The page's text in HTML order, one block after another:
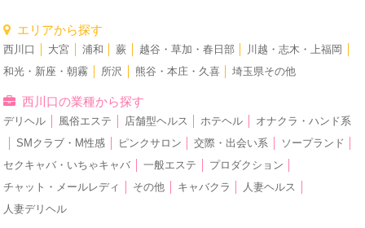
エリアから探す
西川口 大宮 浦和 蕨 越谷・草加・春日部 川越・志木・上福岡
和光・新座・朝霧
所沢 熊谷・本庄・久喜 埼玉県その他
西川口の業種から探す
デリヘル 風俗エステ 店舗型ヘルス ホテヘル
オナクラ・ハンド系
SMクラブ・M性感 ピンクサロン 交際・出会い系 ソープランド
セクキャバ・いちゃキャバ
一般エステ プロダクション
チャット・メールレディ
その他 キャバクラ 人妻ヘルス
人妻デリヘル